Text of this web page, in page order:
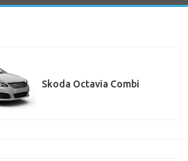
Skoda Octavia Combi